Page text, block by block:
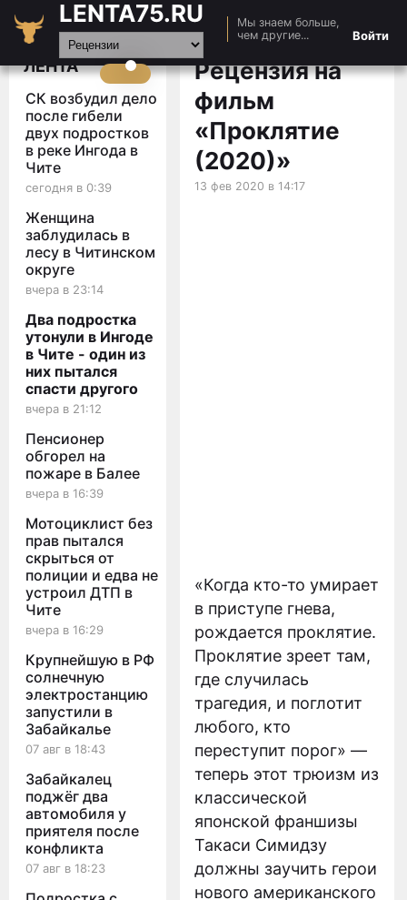
LENTA75.RU
Мы знаем больше,
чем другие...
Войти
Главная
Новости
Видео
Статьи
ЛЕНТА
СК возбудил дело
после гибели
двух подростков
в реке Ингода в
Чите
сегодня в 0:39
Женщина
заблудилась в
лесу в Читинском
округе
вчера в 23:14
Два подростка
утонули в Ингоде
в Чите - один из
них пытался
спасти другого
вчера в 21:12
Пенсионер
обгорел на
пожаре в Балее
вчера в 16:39
Мотоциклист без
прав пытался
скрыться от
полиции и едва не
устроил ДТП в
Чите
вчера в 16:29
Крупнейшую в РФ
солнечную
электростанцию
запустили в
Забайкалье
07 авг в 18:43
Забайкалец
поджёг два
автомобиля у
приятеля после
конфликта
07 авг в 18:23
Рецензия на
фильм
«Проклятие
(2020)»
13 фев 2020 в 14:17
«Когда кто-то умирает
в приступе гнева,
рождается проклятие.
Проклятие зреет там,
где случилась
трагедия, и поглотит
любого, кто
переступит порог» —
теперь этот трюизм из
классической
японской франшизы
Такаси Симидзу
должны заучить герои
нового американского